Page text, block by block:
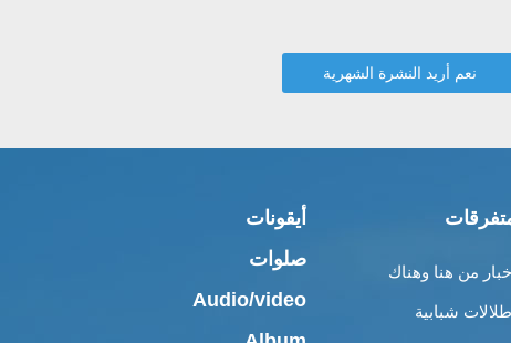
من هنا وهناك
شبابية
أيقونات
صلوات
Audio/video